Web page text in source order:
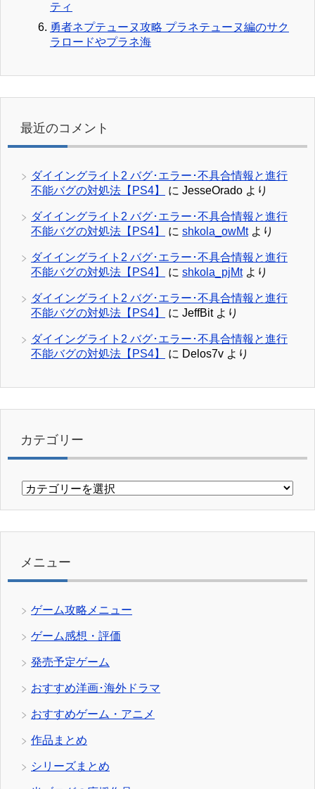
ティ
勇者ネプテューヌ攻略 プラネテューヌ編のサク
ラロードやプラネ海
最近のコメント
ダイイングライト2 バグ･エラー･不具合情報と進行
不能バグの対処法【PS4】
に JesseOrado より
ダイイングライト2 バグ･エラー･不具合情報と進行
不能バグの対処法【PS4】
に shkola_owMtより
ダイイングライト2 バグ･エラー･不具合情報と進行
不能バグの対処法【PS4】
に shkola_pjMtより
ダイイングライト2 バグ･エラー･不具合情報と進行
不能バグの対処法【PS4】
に JeffBitより
ダイイングライト2 バグ･エラー･不具合情報と進行
不能バグの対処法【PS4】
に Delos7v より
カテゴリー
カ
リ
メニュー
ゲーム攻略メニュー
ゲーム感想・評価
発売予定ゲーム
おすすめ洋画･海外ドラマ
おすすめゲーム・アニメ
作品まとめ
シリーズまとめ